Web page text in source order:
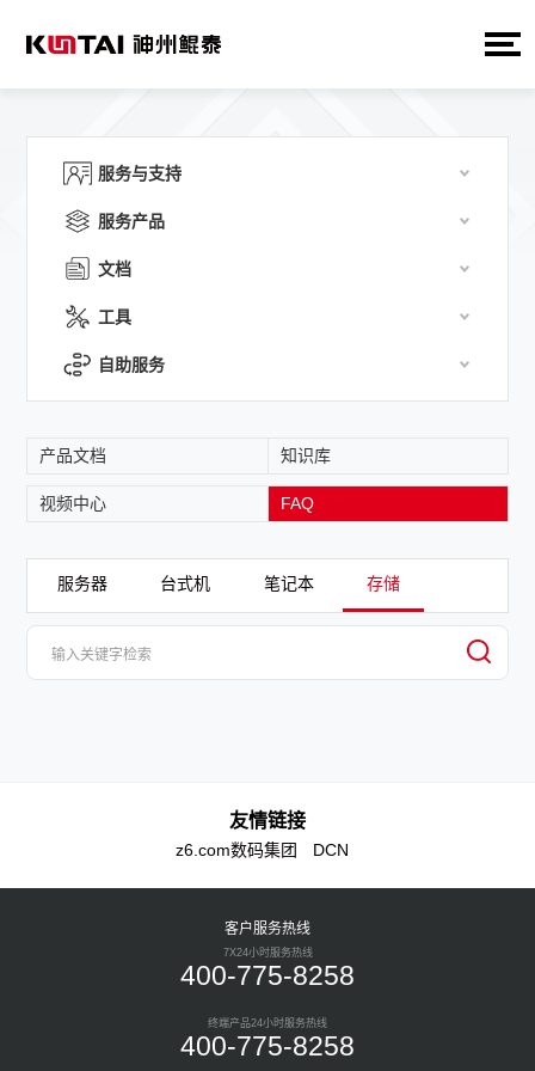
服务与支持
服务产品
文档
工具
自助服务
产品文档 知识库
视频中心 FAQ
服务器 台式机 笔记本 存储
友情链接
z6.com数码集团 DCN
客户服务热线
7X24小时服务热线
400-775-8258
终端产品24小时服务热线
400-775-8258